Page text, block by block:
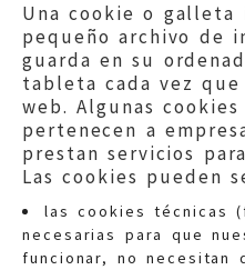
Una cookie o galleta
pequeño archivo de
guarda en su
tableta cada vez
web. Algunas
pertenecen a
prestan servicios
Las cookies pueden
las cookies técnicas
necesarias para que
funcionar, no necesitan